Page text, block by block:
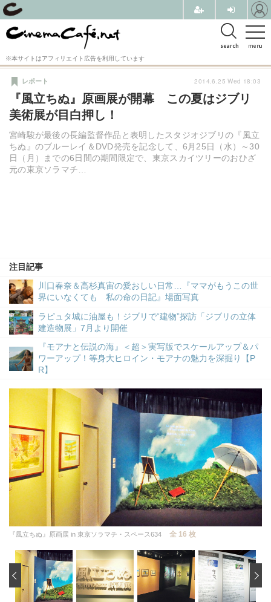
menu
search
※本サイトはアフィリエイト広告を利用しています
『風立ちぬ』原画展が開幕 この夏はジブリ
美術展が目白押し！
宮崎駿が最後の長編監督作品と表明したスタジオジブリの『風立
ちぬ』のブルーレイ＆DVD発売を記念して、6月25日（水）～30
日（月）までの6日間の期間限定で、東京スカイツリーのおひざ
元の東京ソラマチ…
レポート
注目記事
川口春奈＆高杉真宙の愛おしい日常…『ママがもうこの世
界にいなくても 私の命の日記』場面写真
ラピュタ城に油屋も！ジブリで“建物”探訪「ジブリの立体
建造物展」7月より開催
『モアナと伝説の海』＜超＞実写版でスケールアップ＆パ
ワーアップ！等身大ヒロイン・モアナの魅力を深掘り【P
R】
2014.6.25 Wed 18:03
『風立ちぬ』原画展 in 東京ソラマチ・スペース634 全 16 枚
‹